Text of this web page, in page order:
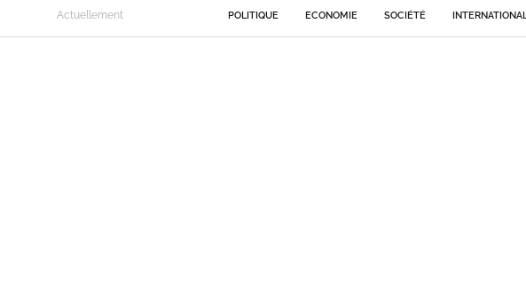
Actuellement POLITIQUE ECONOMIE SOCIÉTÉ INTERNATIONAL